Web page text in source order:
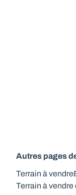
Autres pages
Terrain à vendre
Terrain à